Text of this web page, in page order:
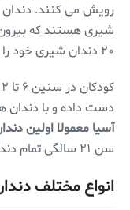
رویش می کنند. دندان
۲۰ دندان شیری خود را در می آورند.
دست داده و با دندان
آسیا معمولا اولین
سن ۲۱ سالگی تمام دندان‌های دائمی در جای خود قرار می گیرند.
انواع مختلف